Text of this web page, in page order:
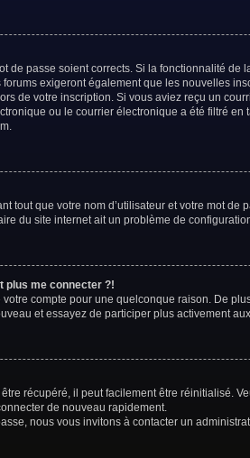
de passe soient corrects. Si la fonctionnalité
exigeront également que les nouvelles
de votre inscription. Si vous aviez reçu un
ou le courrier électronique a été filtré
tout que votre nom d’utilisateur et votre mot
du site internet ait un problème de
plus me connecter ?!
votre compte pour une quelconque raison. De
et essayez de participer plus activement
récupéré, il peut facilement être réinitialisé.
de nouveau rapidement.
nous vous invitons à contacter un